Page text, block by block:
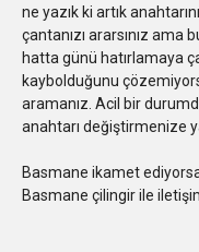
ne yazık ki artık
çantanızı ararsınız ama
hatta günü hatırlamaya
kaybolduğunu
aramanız. Acil bir
anahtarı değiştirmenize
Basmane ikamet
Basmane çilingir ile